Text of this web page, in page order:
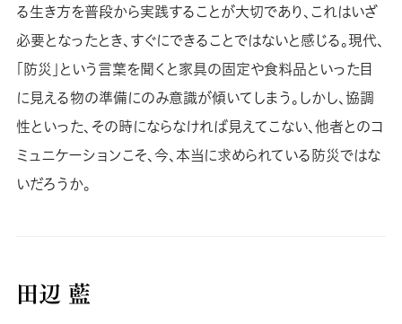
る生き方を普段から実践することが大切であり、これはいざ
必要となったとき、すぐにできることではないと感じる。現代、
「防災」という言葉を聞くと家具の固定や食料品といった目
に見える物の準備にのみ意識が傾いてしまう。しかし、協調
性といった、その時にならなければ見えてこない、他者とのコ
ミュニケーションこそ、今、本当に求められている防災ではな
いだろうか。
田辺 藍